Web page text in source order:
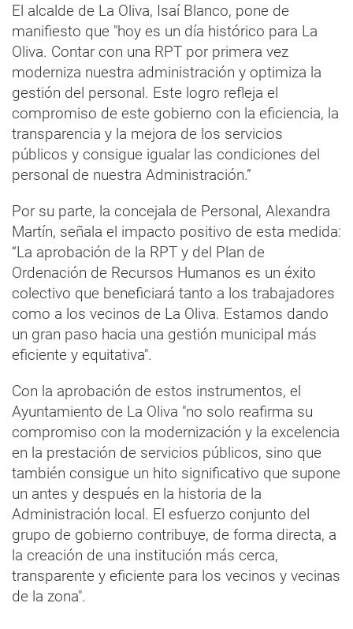
El alcalde de La Oliva, Isaí Blanco, pone de
manifiesto que "hoy es un día histórico para La
Oliva. Contar con una RPT por primera vez
moderniza nuestra administración y optimiza la
gestión del personal. Este logro refleja el
compromiso de este gobierno con la eficiencia, la
transparencia y la mejora de los servicios
públicos y consigue igualar las condiciones del
personal de nuestra Administración.”
Por su parte, la concejala de Personal, Alexandra
Martín, señala el impacto positivo de esta medida:
“La aprobación de la RPT y del Plan de
Ordenación de Recursos Humanos es un éxito
colectivo que beneficiará tanto a los trabajadores
como a los vecinos de La Oliva. Estamos dando
un gran paso hacia una gestión municipal más
eficiente y equitativa".
Con la aprobación de estos instrumentos, el
Ayuntamiento de La Oliva "no solo reafirma su
compromiso con la modernización y la excelencia
en la prestación de servicios públicos, sino que
también consigue un hito significativo que supone
un antes y después en la historia de la
Administración local. El esfuerzo conjunto del
grupo de gobierno contribuye, de forma directa, a
la creación de una institución más cerca,
transparente y eficiente para los vecinos y vecinas
de la zona".